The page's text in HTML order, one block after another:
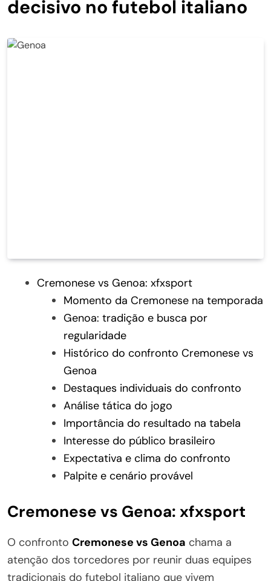
decisivo no futebol italiano
Cremonese vs Genoa: xfxsport
Momento da Cremonese na temporada
Genoa: tradição e busca por
regularidade
Histórico do confronto Cremonese vs
Genoa
Destaques individuais do confronto
Análise tática do jogo
Importância do resultado na tabela
Interesse do público brasileiro
Expectativa e clima do confronto
Palpite e cenário provável
Cremonese vs Genoa: xfxsport
O confronto Cremonese vs Genoa chama a
atenção dos torcedores por reunir duas equipes
tradicionais do futebol italiano que vivem